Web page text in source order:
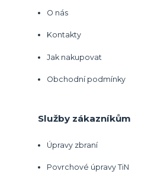
O nás
Kontakty
Jak nakupovat
Obchodní podmínky
Služby zákazníkům
Úpravy zbraní
Povrchové úpravy TiN